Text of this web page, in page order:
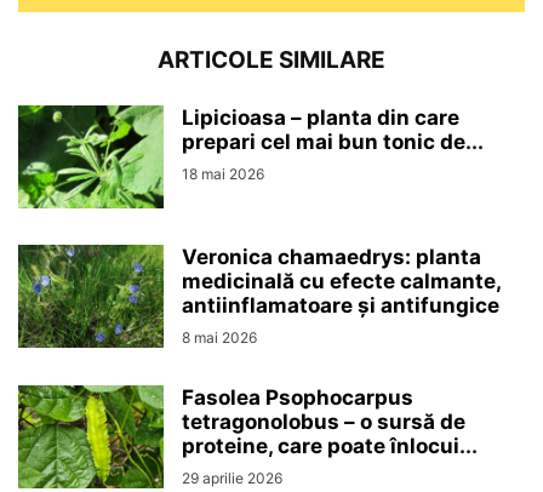
ARTICOLE SIMILARE
Lipicioasa – planta din care
prepari cel mai bun tonic de...
18 mai 2026
Veronica chamaedrys: planta
medicinală cu efecte calmante,
antiinflamatoare și antifungice
8 mai 2026
Fasolea Psophocarpus
tetragonolobus – o sursă de
proteine, care poate înlocui...
29 aprilie 2026